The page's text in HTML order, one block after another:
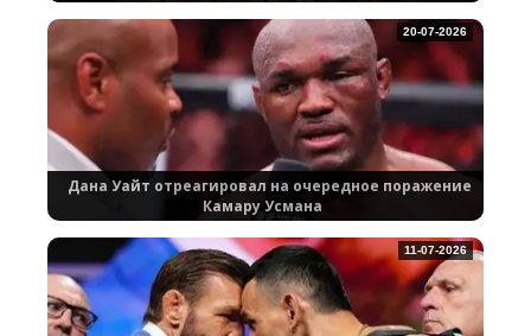
Дана Уайт отреагировал на очередное поражение
Камару Усмана
20-07-2026
11-07-2026